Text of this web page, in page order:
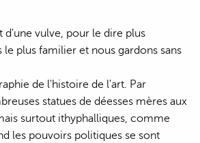
vulve, pour le dire plus
plus familier et nous gardons sans
de l'histoire de l'art. Par
statues de déesses mères aux
surtout ithyphalliques, comme
les pouvoirs politiques se sont